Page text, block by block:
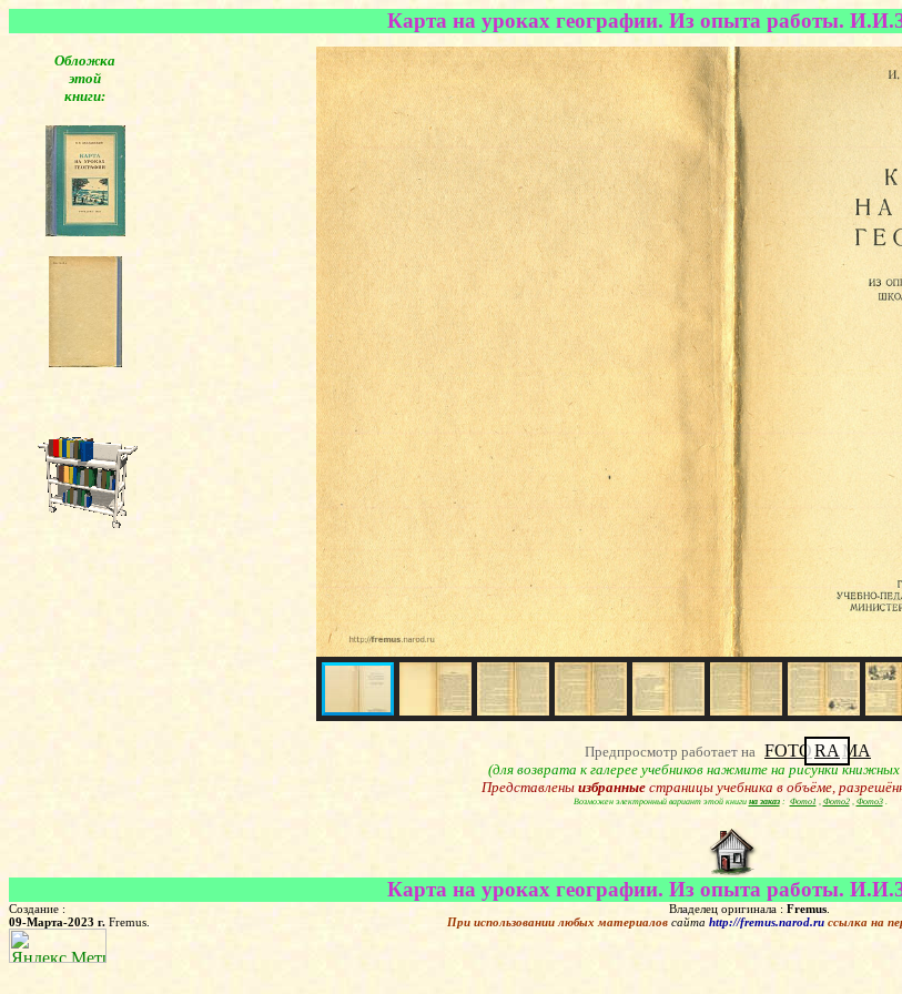
Карта на уроках географии. Из опыта работы.
Обложка
этой
книги:
Предпросмотр работает на FOTORA MA
(для возврата к галерее учебников нажмите на рисунки
Представлены избранныестраницы учебника в объёме,
Возможен электронный вариант этой книги на заказ: Фото1 , Фото2, Фото3.
Карта на уроках географии. Из опыта работы.
Создание :
09-Марта-2023 г. Fremus.
Владелец оригинала : Fremus.
При использовании любых материаловсайта http://fremus.narod.ru ссылка на